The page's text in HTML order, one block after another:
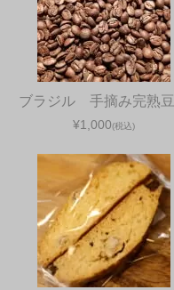
ブラジル 手摘み完熟
¥1,000(税込)